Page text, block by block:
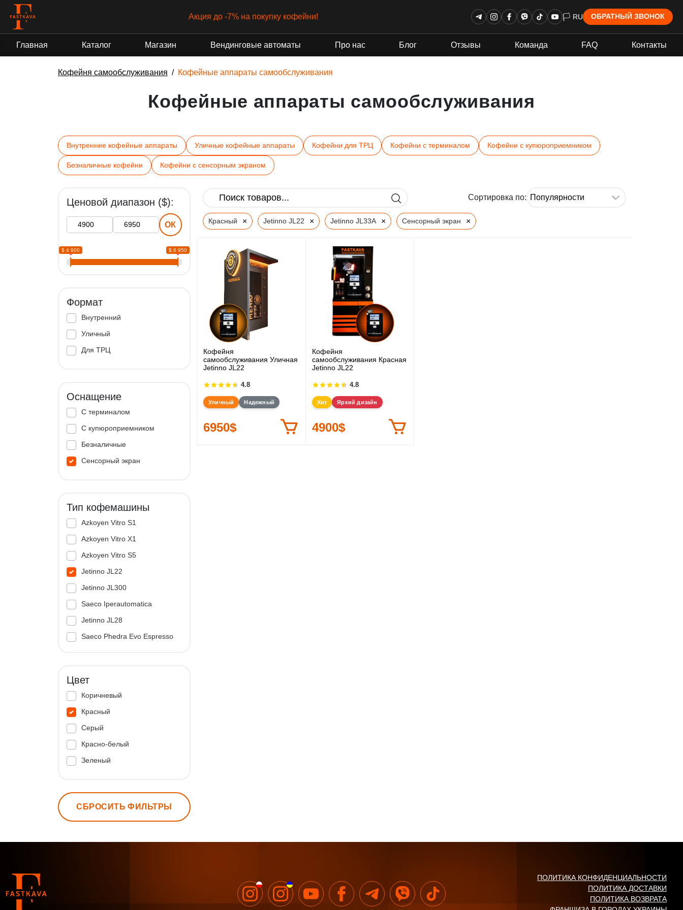
Акция до -7% на покупку кофейни! 🏳 RU ОБРАТНЫЙ ЗВОНОК
Главная Каталог Магазин Вендинговые автоматы Про нас Блог Отзывы Команда FAQ Контакты
Кофейня самообслуживания Кофейные аппараты самообслуживания
Кофейные аппараты самообслуживания
Внутренние кофейные аппараты Уличные кофейные аппараты Кофейни для ТРЦ Кофейни с терминалом Кофейни с купюроприемником
Безналичные кофейни Кофейни с сенсорным экраном
Ценовой диапазон ($):
ОК
$ 4 900 $ 6 950
Формат
Внутренний
Уличный
Для ТРЦ
Оснащение
С терминалом
С купюроприемником
Безналичные
Сенсорный экран
Тип кофемашины
Azkoyen Vitro S1
Azkoyen Vitro X1
Azkoyen Vitro S5
Jetinno JL22
Jetinno JL300
Saeco Iperautomatica
Jetinno JL28
Saeco Phedra Evo Espresso
Цвет
Коричневый
Красный
Серый
Красно-белый
Зеленый
СБРОСИТЬ ФИЛЬТРЫ
Сортировка по:
Красный × Jetinno JL22 × Jetinno JL33A × Сенсорный экран ×
Кофейня
самообслуживания Уличная
Jetinno JL22
4.8
Уличный Надежный
6950$
Кофейня
самообслуживания Красная
Jetinno JL22
4.8
Хит Яркий дизайн
4900$
ПОЛИТИКА КОНФИДЕНЦИАЛЬНОСТИ
ПОЛИТИКА ДОСТАВКИ
ПОЛИТИКА ВОЗВРАТА